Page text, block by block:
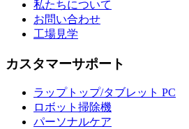
私たちについて
お問い合わせ
工場見学
カスタマーサポート
ラップトップ/タブレット PC
ロボット掃除機
パーソナルケア